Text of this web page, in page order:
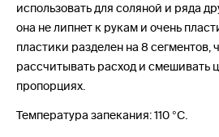
использовать для соляной и ряда
она не липнет к рукам и очень
пластики разделен на 8 сегментов,
рассчитывать расход и смешивать
пропорциях.
Температура запекания: 110 °С.